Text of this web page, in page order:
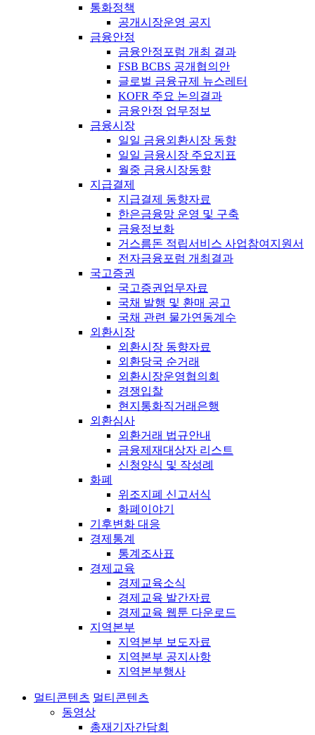
통화정책
공개시장운영 공지
금융안정
금융안정포럼 개최 결과
FSB BCBS 공개협의안
글로벌 금융규제 뉴스레터
KOFR 주요 논의결과
금융안정 업무정보
금융시장
일일 금융외환시장 동향
일일 금융시장 주요지표
월중 금융시장동향
지급결제
지급결제 동향자료
한은금융망 운영 및 구축
금융정보화
거스름돈 적립서비스 사업참여지원서
전자금융포럼 개최결과
국고증권
국고증권업무자료
국채 발행 및 환매 공고
국채 관련 물가연동계수
외환시장
외환시장 동향자료
외환당국 순거래
외환시장운영협의회
경쟁입찰
현지통화직거래은행
외환심사
외환거래 법규안내
금융제재대상자 리스트
신청양식 및 작성례
화폐
위조지폐 신고서식
화폐이야기
기후변화 대응
경제통계
통계조사표
경제교육
경제교육소식
경제교육 발간자료
경제교육 웹툰 다운로드
지역본부
지역본부 보도자료
지역본부 공지사항
지역본부행사
멀티콘텐츠 멀티콘텐츠
동영상
총재기자간담회